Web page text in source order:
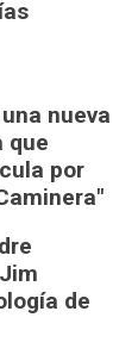
nueva
que
por
de